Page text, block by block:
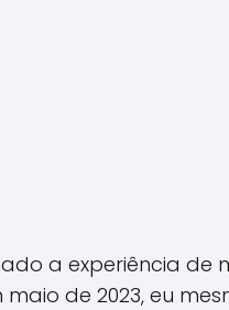
a experiência de
maio de 2023, eu